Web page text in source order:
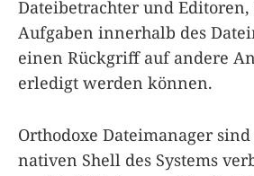
Dateibetrachter und Editoren,
Aufgaben innerhalb des
einen Rückgriff auf andere
erledigt werden können.
Orthodoxe Dateimanager
nativen Shell des Systems